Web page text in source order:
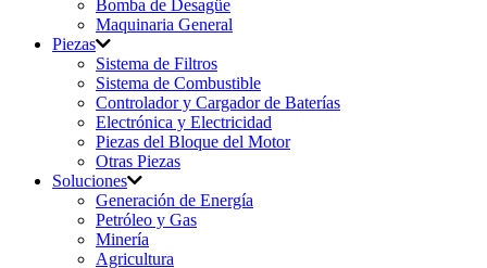
Bomba de Desagüe
Maquinaria General
Piezas
Sistema de Filtros
Sistema de Combustible
Controlador y Cargador de Baterías
Electrónica y Electricidad
Piezas del Bloque del Motor
Otras Piezas
Soluciones
Generación de Energía
Petróleo y Gas
Minería
Agricultura